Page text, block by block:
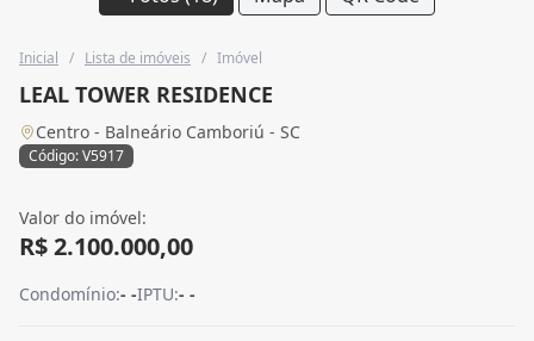
Inicial / Lista de imóveis / Imóvel
LEAL TOWER RESIDENCE
Centro - Balneário Camboriú - SC
Código: V5917
Valor do imóvel:
R$ 2.100.000,00
Condomínio:- -IPTU:- -